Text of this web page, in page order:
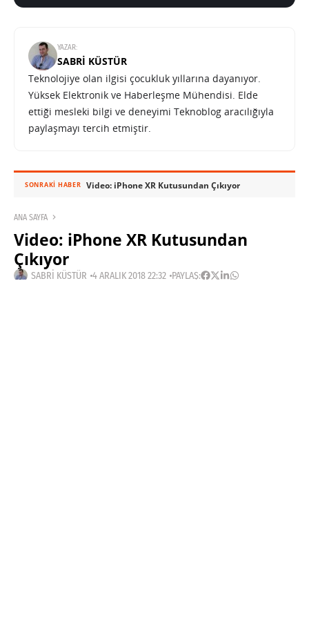
YAZAR:
SABRI KÜSTÜR
Teknolojiye olan ilgisi çocukluk yıllarına dayanıyor.
Yüksek Elektronik ve Haberleşme Mühendisi. Elde
ettiği mesleki bilgi ve deneyimi Teknoblog aracılığıyla
paylaşmayı tercih etmiştir.
SONRAKI HABER Video: iPhone XR Kutusundan Çıkıyor
ANA SAYFA
Video: iPhone XR Kutusundan
Çıkıyor
SABRI KÜSTÜR 4 ARALIK 2018 22:32 PAYLAŞ: